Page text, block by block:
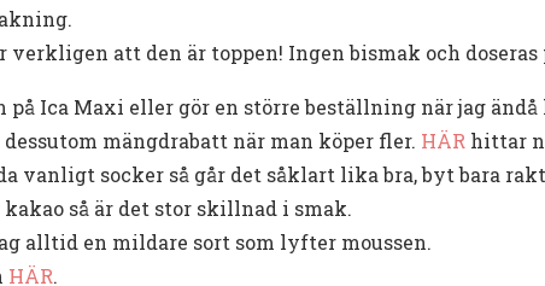
verkligen att den är toppen! Ingen bismak och doseras
på Ica Maxi eller gör en större beställning när jag
mängdrabatt när man köper fler. HÄR hittar
vanligt socker så går det såklart lika bra, byt bara
så är det stor skillnad i smak.
alltid en mildare sort som lyfter moussen.
HÄR.